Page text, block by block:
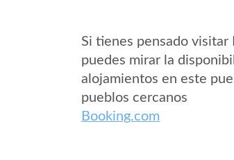
Si tienes pensado visitar
puedes mirar la
alojamientos en este
pueblos cercanos
Booking.com